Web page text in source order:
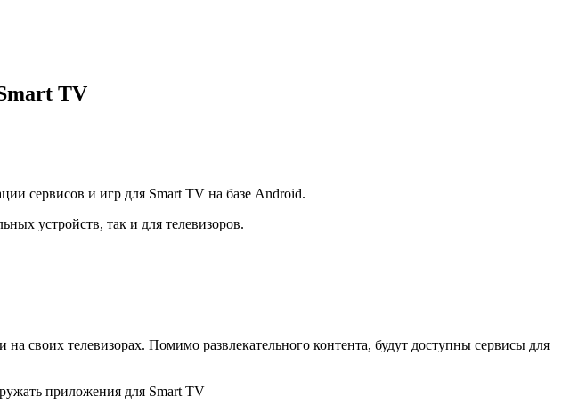
TV
сервисов и игр для Smart TV на базе Android.
устройств, так и для телевизоров.
своих телевизорах. Помимо развлекательного контента, будут доступны сервисы для